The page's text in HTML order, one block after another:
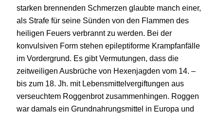
starken brennenden Schmerzen glaubte manch einer,
als Strafe für seine Sünden von den Flammen des
heiligen Feuers verbrannt zu werden. Bei der
konvulsiven Form stehen epileptiforme Krampfanfälle
im Vordergrund. Es gibt Vermutungen, dass die
zeitweiligen Ausbrüche von Hexenjagden vom 14. –
bis zum 18. Jh. mit Lebensmittelvergiftungen aus
verseuchtem Roggenbrot zusammenhingen. Roggen
war damals ein Grundnahrungsmittel in Europa und